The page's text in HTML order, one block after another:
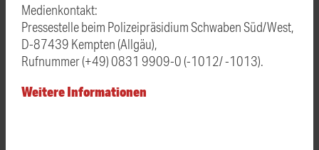
Medienkontakt:
Pressestelle beim Polizeipräsidium Schwaben Süd/West,
D-87439 Kempten (Allgäu),
Rufnummer (+49) 0831 9909-0 (-1012/ -1013).
Weitere Informationen